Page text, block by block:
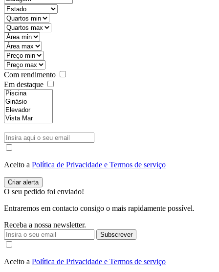
Com rendimento
Em destaque
Aceito a Política de Privacidade e Termos de serviço
O seu pedido foi enviado!
Entraremos em contacto consigo o mais rapidamente possível.
Receba a nossa newsletter.
Subscrever
Aceito a Política de Privacidade e Termos de serviço